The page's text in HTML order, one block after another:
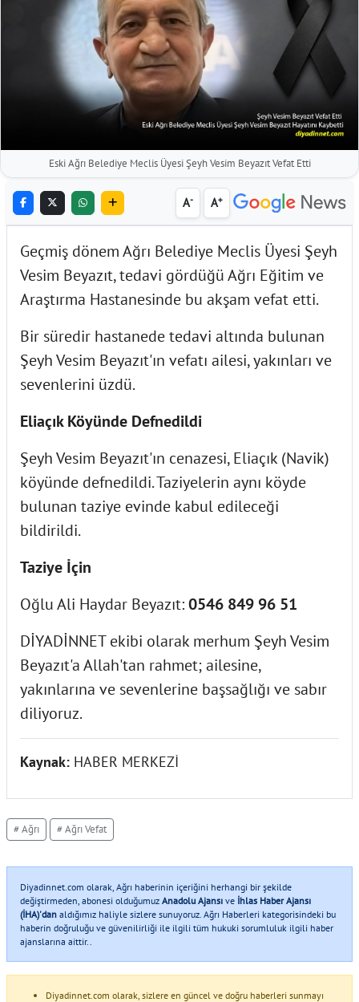
Eski Ağrı Belediye Meclis Üyesi Şeyh Vesim Beyazıt Vefat Etti
A- A+
Geçmiş dönem Ağrı Belediye Meclis Üyesi Şeyh
Vesim Beyazıt, tedavi gördüğü Ağrı Eğitim ve
Araştırma Hastanesinde bu akşam vefat etti.
Bir süredir hastanede tedavi altında bulunan
Şeyh Vesim Beyazıt'ın vefatı ailesi, yakınları ve
sevenlerini üzdü.
Eliaçık Köyünde Defnedildi
Şeyh Vesim Beyazıt'ın cenazesi, Eliaçık (Navik)
köyünde defnedildi. Taziyelerin aynı köyde
bulunan taziye evinde kabul edileceği
bildirildi.
Taziye İçin
Oğlu Ali Haydar Beyazıt:0546 849 96 51
DİYADİNNET ekibi olarak merhum Şeyh Vesim
Beyazıt'a Allah'tan rahmet; ailesine,
yakınlarına ve sevenlerine başsağlığı ve sabır
diliyoruz.
Kaynak: HABER MERKEZİ
# Ağrı # Ağrı Vefat
Diyadinnet.com olarak, Ağrı haberinin içeriğini herhangi bir şekilde
değiştirmeden, abonesi olduğumuz Anadolu Ajansı ve İhlas Haber Ajansı
(İHA)'dan aldığımız haliyle sizlere sunuyoruz. Ağrı Haberleri kategorisindeki bu
haberin doğruluğu ve güvenilirliği ile ilgili tüm hukuki sorumluluk ilgili haber
ajanslarına aittir..
Diyadinnet.com olarak, sizlere en güncel ve doğru haberleri sunmayı